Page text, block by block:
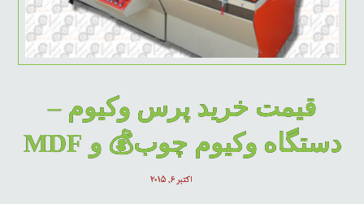
قیمت خرید پرس وکیوم –
دستگاه وکیوم چوب💰 و MDF
اکتبر ۶, ۲۰۱۵